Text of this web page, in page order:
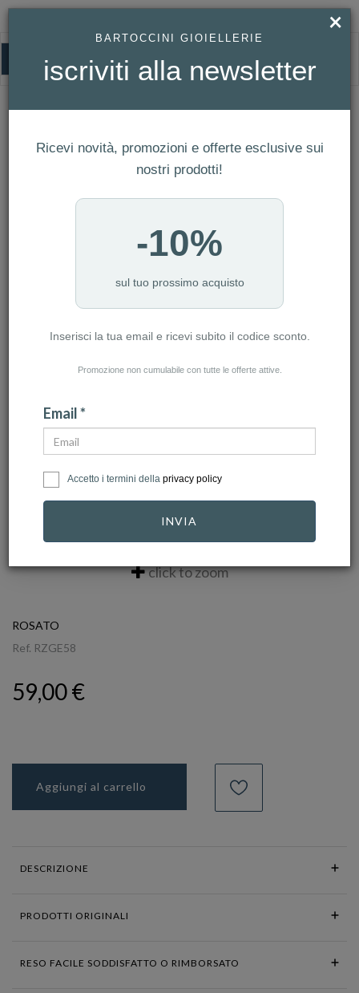
HOMEPAGE
ROSATO - ORECCHINI PENDENTI GEMMA IN ARGENTO 925/1000 RODIO,
Rosato - Orecchini pendenti GEMMA
in argento 925/1000 rodio, e cubic
zirconia white Ref. RZGE58
click to zoom
ROSATO
Ref. RZGE58
59,00 €
Aggiungi al carrello
DESCRIZIONE
PRODOTTI ORIGINALI
RESO FACILE SODDISFATTO O RIMBORSATO
×
BARTOCCINI GIOIELLERIE
iscriviti alla newsletter
Ricevi novità, promozioni e offerte esclusive sui
nostri prodotti!
-10%
sul tuo prossimo acquisto
Inserisci la tua email e ricevi subito il codice sconto.
Promozione non cumulabile con tutte le offerte attive.
Email *
Accetto i termini della privacy policy
INVIA